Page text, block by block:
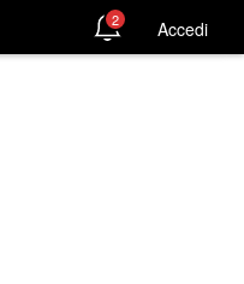
2 Accedi